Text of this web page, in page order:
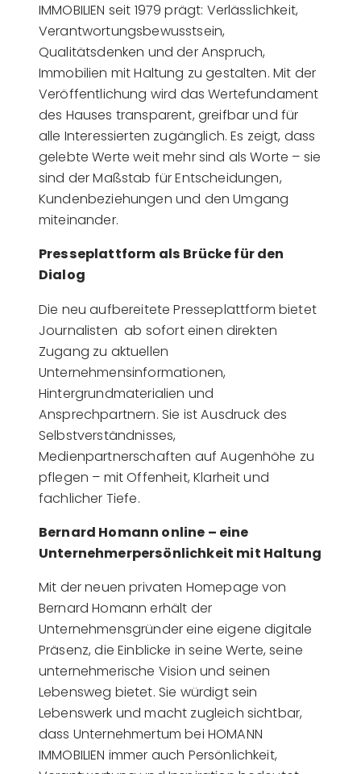
IMMOBILIEN seit 1979 prägt: Verlässlichkeit,
Verantwortungsbewusstsein,
Qualitätsdenken und der Anspruch,
Immobilien mit Haltung zu gestalten. Mit der
Veröffentlichung wird das Wertefundament
des Hauses transparent, greifbar und für
alle Interessierten zugänglich. Es zeigt, dass
gelebte Werte weit mehr sind als Worte – sie
sind der Maßstab für Entscheidungen,
Kundenbeziehungen und den Umgang
miteinander.
Presseplattform als Brücke für den
Dialog
Die neu aufbereitete Presseplattform bietet
Journalisten ab sofort einen direkten
Zugang zu aktuellen
Unternehmensinformationen,
Hintergrundmaterialien und
Ansprechpartnern. Sie ist Ausdruck des
Selbstverständnisses,
Medienpartnerschaften auf Augenhöhe zu
pflegen – mit Offenheit, Klarheit und
fachlicher Tiefe.
Bernard Homann online – eine
Unternehmerpersönlichkeit mit Haltung
Mit der neuen privaten Homepage von
Bernard Homann erhält der
Unternehmensgründer eine eigene digitale
Präsenz, die Einblicke in seine Werte, seine
unternehmerische Vision und seinen
Lebensweg bietet. Sie würdigt sein
Lebenswerk und macht zugleich sichtbar,
dass Unternehmertum bei HOMANN
IMMOBILIEN immer auch Persönlichkeit,